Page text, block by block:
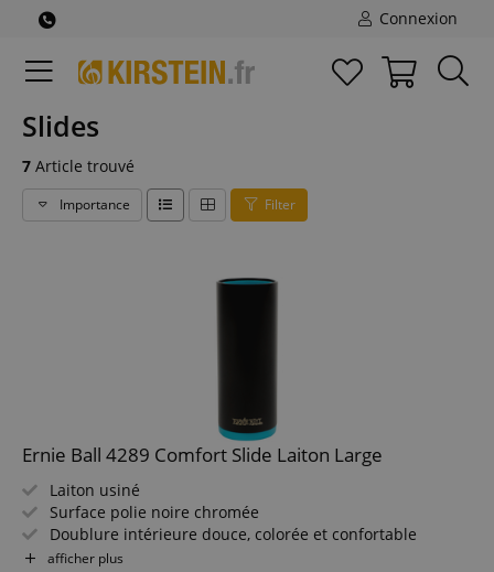
Connexion
Slides
7 Article trouvé
Importance Filter
Ernie Ball 4289 Comfort Slide Laiton Large
Laiton usiné
Surface polie noire chromée
Doublure intérieure douce, colorée et confortable
Taille de bague 11-13
afficher plus